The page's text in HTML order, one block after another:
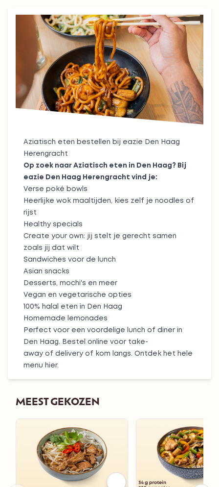
Aziatisch eten bestellen bij eazie Den Haag
Herengracht
Op zoek naar Aziatisch eten in Den Haag? Bij
eazie Den Haag Herengracht vind je:
Verse poké bowls
Heerlijke wok maaltijden, kies zelf je noodles of
rijst
Healthy specials
Create your own: jij stelt je gerecht samen
zoals jij dat wilt
Sandwiches voor de lunch
Asian snacks
Desserts, mochi's en meer
Vegan en vegetarische opties
100% halal
eten in Den Haag
Homemade lemonades
Perfect voor een voordelige lunch of diner in
Den Haag. Bestel online voor take-
away of delivery of kom langs. Ontdek het hele
menu hier.
MEEST GEKOZEN